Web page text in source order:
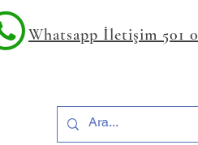
Whatsapp İletişim 501